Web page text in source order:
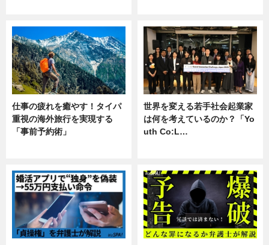
仕事の疲れを癒やす！タイパ
重視の海外旅行を実現する
「事前予約術」
世界を変える若手社会起業家
は何を考えているのか？「Yo
uth Co:L…